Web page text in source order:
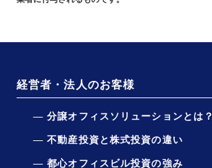
経営者・法人のお客様
分譲オフィスソリューションとは？
不動産投資と株式投資の違い
都心オフィスビル投資の強み